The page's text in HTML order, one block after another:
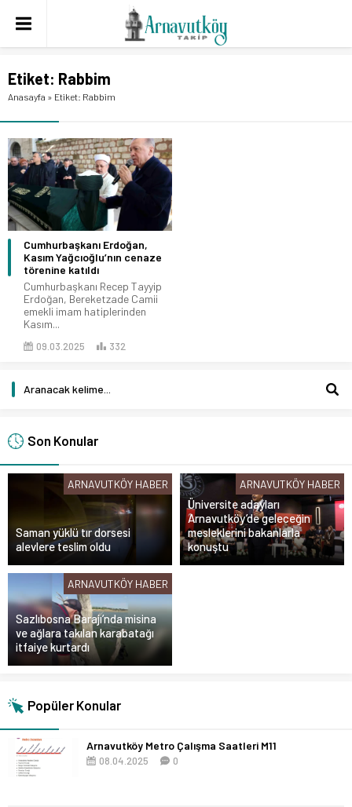
Etiket: Rabbim
Anasayfa » Etiket: Rabbim
Cumhurbaşkanı Erdoğan,
Kasım Yağcıoğlu’nın cenaze
törenine katıldı
Cumhurbaşkanı Recep Tayyip
Erdoğan, Bereketzade Camii
emekli imam hatiplerinden
Kasım...
09.03.2025 332
Son Konular
ARNAVUTKÖY HABER
Saman yüklü tır dorsesi
alevlere teslim oldu
ARNAVUTKÖY HABER
Üniversite adayları
Arnavutköy’de geleceğin
mesleklerini bakanlarla
konuştu
ARNAVUTKÖY HABER
Sazlıbosna Barajı’nda misina
ve ağlara takılan karabatağı
itfaiye kurtardı
Popüler Konular
Arnavutköy Metro Çalışma Saatleri M11
08.04.2025 0